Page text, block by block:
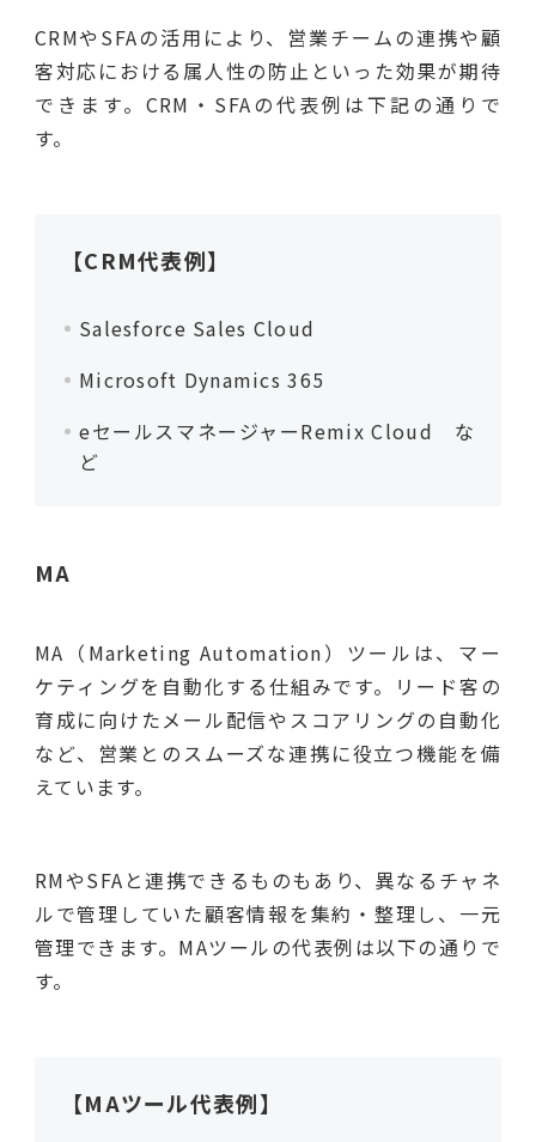
CRMやSFAの活用により、営業チームの連携や顧
客対応における属人性の防止といった効果が期待
できます。CRM・SFAの代表例は下記の通りで
す。
【CRM代表例】
Salesforce Sales Cloud
Microsoft Dynamics 365
eセールスマネージャーRemix Cloud な
ど
MA
MA（Marketing Automation）ツールは、マー
ケティングを自動化する仕組みです。リード客の
育成に向けたメール配信やスコアリングの自動化
など、営業とのスムーズな連携に役立つ機能を備
えています。
RMやSFAと連携できるものもあり、異なるチャネ
ルで管理していた顧客情報を集約・整理し、一元
管理できます。MAツールの代表例は以下の通りで
す。
【MAツール代表例】